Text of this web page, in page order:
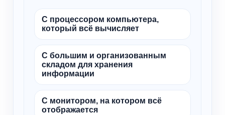
С процессором компьютера,
который всё вычисляет
С большим и организованным
складом для хранения
информации
С монитором, на котором всё
отображается